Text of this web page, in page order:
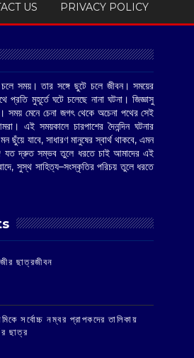
US PRIVACY POLICY
সময়। তার সঙ্গে ছুটে চলে জীবন। সময়ের
প্রতি মুহূর্তে ঘটে চলেছে নানা ঘটনা। জিজ্ঞাসু
মেনে চেনা জগৎ থেকে অচেনা পথের সেই
এই সময়কালে চারপাশের দৈনন্দিন ঘটনার
ছুঁয়ে যাবে, সাধারণ মানুষের স্বার্থ থাকবে, এমন
যত দ্রুত সম্ভব তুলে ধরতে চাই আমাদের এই
সুস্থ সাহিত্য–সংস্কৃতির পরিচয় তুলে ধরতে
ছাত্রজীবন
সর্বোচ্চ নম্বর প্রাপকদের তালিকায়
ছাত্র